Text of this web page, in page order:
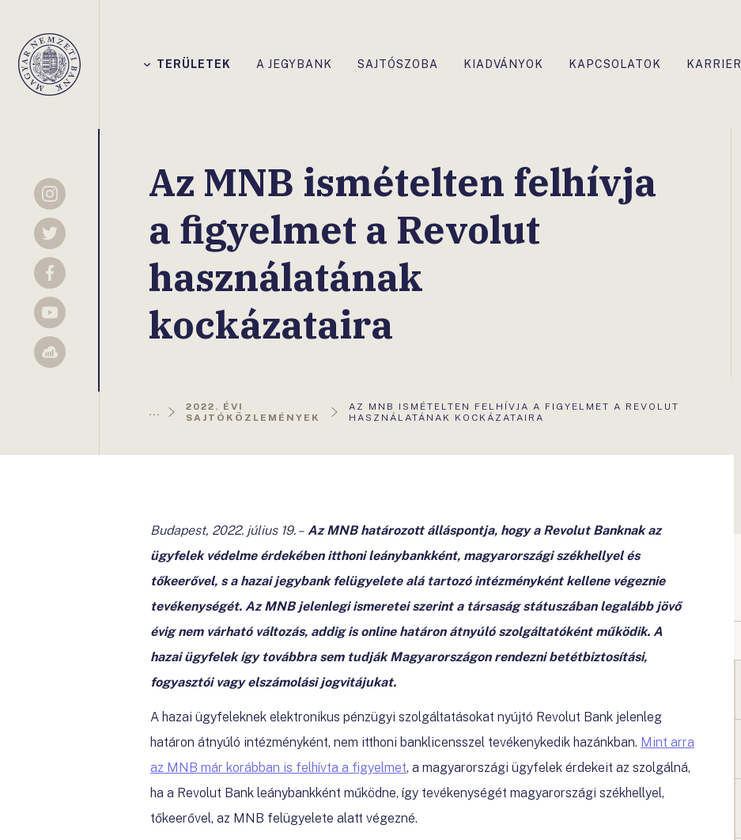
Magyar
Nemzeti
TERÜLETEK A JEGYBANK SAJTÓSZOBA KIADVÁNYOK KAPCSOLATOK KARRIER
Instagram
Twitter
Facebook
YouTube
Sellsy
Az MNB ismételten felhívja
a figyelmet a Revolut
használatának
kockázataira
...
2022. ÉVI
SAJTÓKÖZLEMÉNYEK
AKTUÁLIS
OLDAL:
AZ MNB ISMÉTELTEN FELHÍVJA A FIGYELMET A REVOLUT
HASZNÁLATÁNAK KOCKÁZATAIRA
Budapest, 2022. július 19. – Az MNB határozott álláspontja, hogy a Revolut Banknak az
ügyfelek védelme érdekében itthoni leánybankként, magyarországi székhellyel és
tőkeerővel, s a hazai jegybank felügyelete alá tartozó intézményként kellene végeznie
tevékenységét. Az MNB jelenlegi ismeretei szerint a társaság státuszában legalább jövő
évig nem várható változás, addig is online határon átnyúló szolgáltatóként működik. A
hazai ügyfelek így továbbra sem tudják Magyarországon rendezni betétbiztosítási,
fogyasztói vagy elszámolási jogvitájukat.
A hazai ügyfeleknek elektronikus pénzügyi szolgáltatásokat nyújtó Revolut Bank jelenleg
határon átnyúló intézményként, nem itthoni banklicensszel tevékenykedik hazánkban. Mint arra
az MNB már korábban is felhívta a figyelmet, a magyarországi ügyfelek érdekeit az szolgálná,
ha a Revolut Bank leánybankként működne, így tevékenységét magyarországi székhellyel,
tőkeerővel, az MNB felügyelete alatt végezné.